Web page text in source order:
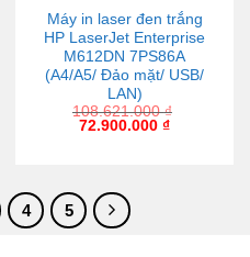
Máy in laser đen trắng
HP LaserJet Enterprise
M612DN 7PS86A
(A4/A5/ Đảo mặt/ USB/
LAN)
108.621.000₫
72.900.000 ₫
4 5